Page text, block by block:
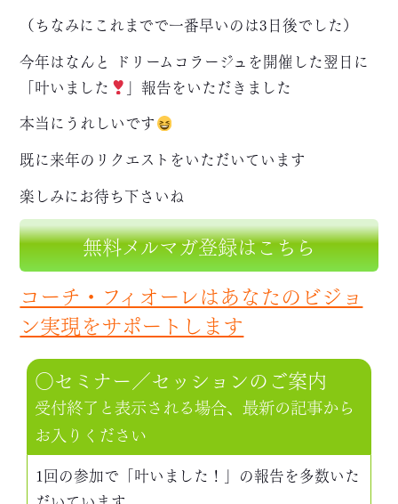
（ちなみにこれまでで一番早いのは3日後でした）
今年はなんと
ドリームコラージュを開催した翌日に
「叶いました
」報告をいただきました
本当にうれしいです
既に来年のリクエストをいただいています
楽しみにお待ち下さいね
無料メルマガ登録はこちら
コーチ・フィオーレはあなたのビジョ
ン実現をサポートします
○セミナー／セッションのご案内
受付終了と表示される場合、最新の記事から
お入りください
1回の参加で「叶いました！」の報告を多数いた